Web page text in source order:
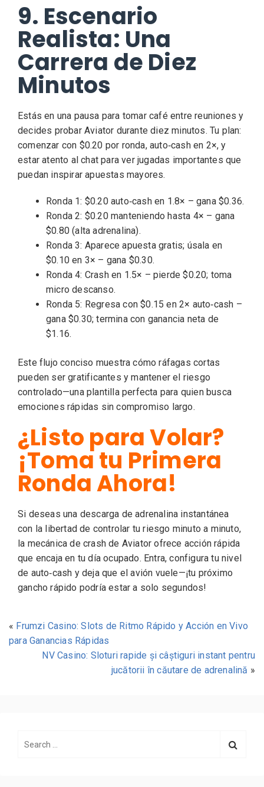
9. Escenario
Realista: Una
Carrera de Diez
Minutos
Estás en una pausa para tomar café entre reuniones y
decides probar Aviator durante diez minutos. Tu plan:
comenzar con $0.20 por ronda, auto‑cash en 2×, y
estar atento al chat para ver jugadas importantes que
puedan inspirar apuestas mayores.
Ronda 1: $0.20 auto‑cash en 1.8× – gana $0.36.
Ronda 2: $0.20 manteniendo hasta 4× – gana
$0.80 (alta adrenalina).
Ronda 3: Aparece apuesta gratis; úsala en
$0.10 en 3× – gana $0.30.
Ronda 4: Crash en 1.5× – pierde $0.20; toma
micro descanso.
Ronda 5: Regresa con $0.15 en 2× auto‑cash –
gana $0.30; termina con ganancia neta de
$1.16.
Este flujo conciso muestra cómo ráfagas cortas
pueden ser gratificantes y mantener el riesgo
controlado—una plantilla perfecta para quien busca
emociones rápidas sin compromiso largo.
¿Listo para Volar?
¡Toma tu Primera
Ronda Ahora!
Si deseas una descarga de adrenalina instantánea
con la libertad de controlar tu riesgo minuto a minuto,
la mecánica de crash de Aviator ofrece acción rápida
que encaja en tu día ocupado. Entra, configura tu nivel
de auto‑cash y deja que el avión vuele—¡tu próximo
gancho rápido podría estar a solo segundos!
« Frumzi Casino: Slots de Ritmo Rápido y Acción en Vivo
para Ganancias Rápidas
NV Casino: Sloturi rapide și câștiguri instant pentru
jucătorii în căutare de adrenalină »